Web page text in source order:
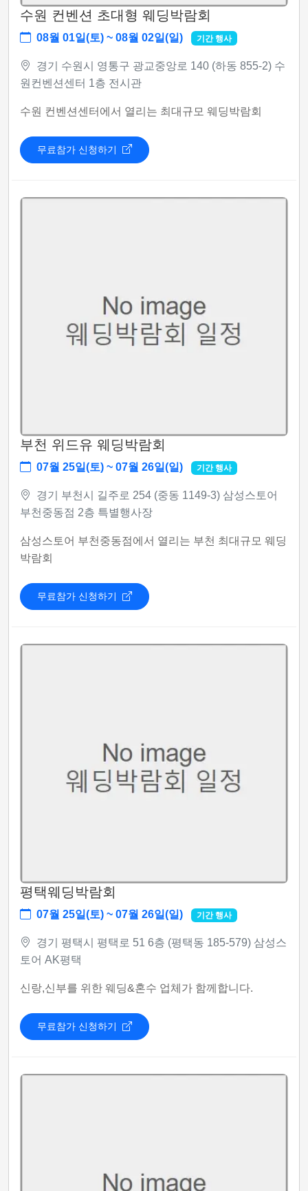
수원 컨벤션 초대형 웨딩박람회
08월 01일(토) ~ 08월 02일(일) 기간 행사
경기 수원시 영통구 광교중앙로 140 (하동 855-2) 수
원컨벤션센터 1층 전시관
수원 컨벤션센터에서 열리는 최대규모 웨딩박람회
무료참가 신청하기
부천 위드유 웨딩박람회
07월 25일(토) ~ 07월 26일(일) 기간 행사
경기 부천시 길주로 254 (중동 1149-3) 삼성스토어
부천중동점 2층 특별행사장
삼성스토어 부천중동점에서 열리는 부천 최대규모 웨딩
박람회
무료참가 신청하기
평택웨딩박람회
07월 25일(토) ~ 07월 26일(일) 기간 행사
경기 평택시 평택로 51 6층 (평택동 185-579) 삼성스
토어 AK평택
신랑,신부를 위한 웨딩&혼수 업체가 함께합니다.
무료참가 신청하기